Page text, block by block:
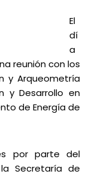
El
dí
a
reunión con los
y Arqueometría
y Desarrollo en
de Energía de
por parte del
Secretaría de